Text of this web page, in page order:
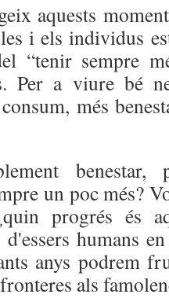
aquests
i els individus
“tenir sempre
Per a viure bé
més
un poc més?
progrés és
humans
anys podrem
als